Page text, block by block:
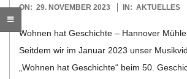
L
D
2023-
ON: 29. NOVEMBER 2023 IN: AKTUELLES
Woh­nen hat Geschichte – Han­no­ver
Seit­dem wir im Januar 2023 unser
„Woh­nen hat Geschichte“ beim 50.